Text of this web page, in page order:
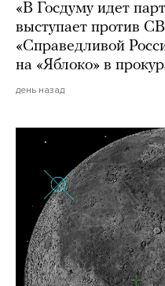
«В Госдуму идет
выступает против
«Справедливой
на «Яблоко» в
день назад